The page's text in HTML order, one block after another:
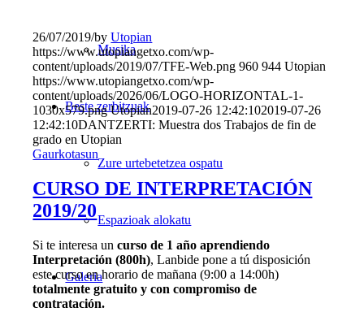
Musika
Beste zerbitzuak
Zure urtebetetzea ospatu
Espazioak alokatu
Galeria
26/07/2019/byUtopian
https://www.utopiangetxo.com/wp-
content/uploads/2019/07/TFE-Web.png 960 944 Utopian
https://www.utopiangetxo.com/wp-
content/uploads/2026/06/LOGO-HORIZONTAL-1-
1030x579.png Utopian2019-07-26 12:42:102019-07-26
12:42:10DANTZERTI: Muestra dos Trabajos de fin de
grado en Utopian
Gaurkotasun
CURSO DE INTERPRETACIÓN
2019/20
Si te interesa uncurso de 1 año aprendiendo
Interpretación (800h), Lanbide pone a tú disposición
este curso en horario de mañana (9:00 a 14:00h)
totalmente gratuito y con compromiso de
contratación.